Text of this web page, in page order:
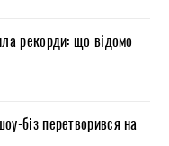
рекорди: що відомо
біз перетворився на